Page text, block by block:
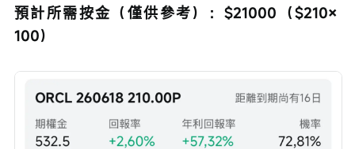
預計所需按金（僅供參考）：$21000（$210×
100）